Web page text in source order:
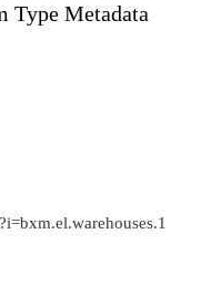
Type Metadata